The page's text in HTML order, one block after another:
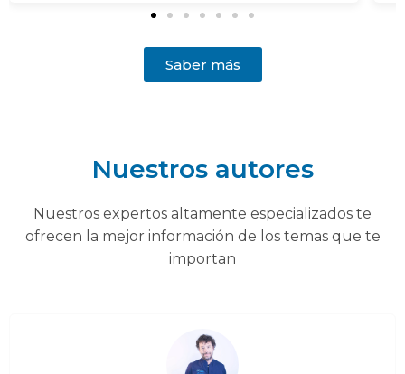
Saber más
Nuestros autores
Nuestros expertos altamente especializados te
ofrecen la mejor información de los temas que te
importan